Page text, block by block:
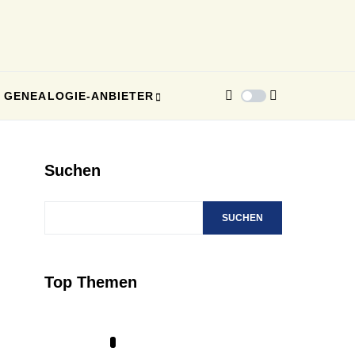
GENEALOGIE-ANBIETER
Suchen
SUCHEN
Top Themen